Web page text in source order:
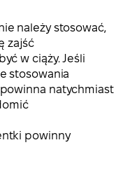
należy stosować,
zajść
w ciąży. Jeśli
stosowania
natychmiast
powinny